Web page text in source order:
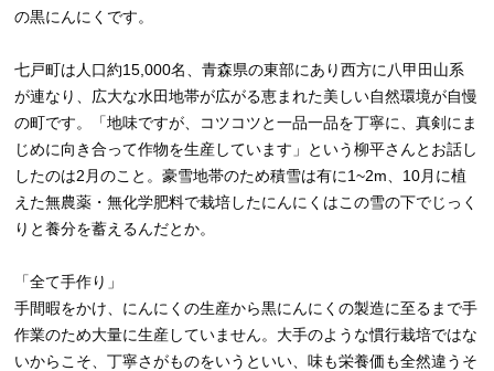
の黒にんにくです。
七戸町は人口約15,000名、青森県の東部にあり西方に八甲田山系
が連なり、広大な水田地帯が広がる恵まれた美しい自然環境が自慢
の町です。「地味ですが、コツコツと一品一品を丁寧に、真剣にま
じめに向き合って作物を生産しています」という柳平さんとお話し
したのは2月のこと。豪雪地帯のため積雪は有に1~2m、10月に植
えた無農薬・無化学肥料で栽培したにんにくはこの雪の下でじっく
りと養分を蓄えるんだとか。
「全て手作り」
手間暇をかけ、にんにくの生産から黒にんにくの製造に至るまで手
作業のため大量に生産していません。大手のような慣行栽培ではな
いからこそ、丁寧さがものをいうといい、味も栄養価も全然違うそ